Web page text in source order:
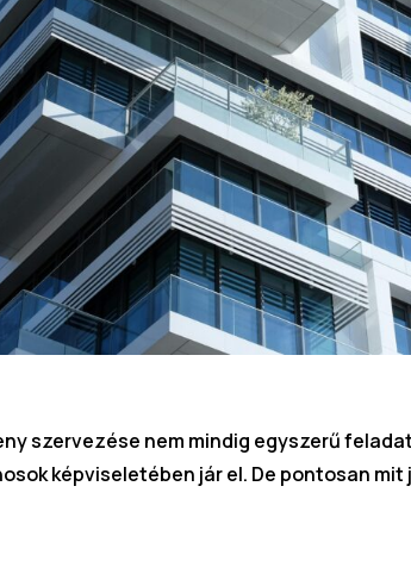
szervezése nem mindig egyszerű
képviseletében jár el. De pontosan